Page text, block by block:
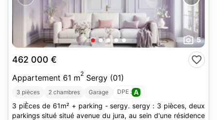
5
462 000 €
Appartement 61 m2 Sergy (01)
3 pièces 2 chambres Garage DPE : A
3 piÈces de 61m² + parking - sergy. sergy : 3 pièces, deux
parkings situé situé avenue du jura, au sein d'une résidence